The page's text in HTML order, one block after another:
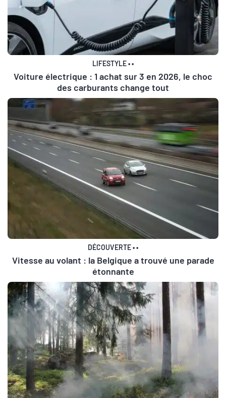
LIFESTYLE••
Voiture électrique : 1 achat sur 3 en 2026, le choc
des carburants change tout
DÉCOUVERTE••
Vitesse au volant : la Belgique a trouvé une parade
étonnante